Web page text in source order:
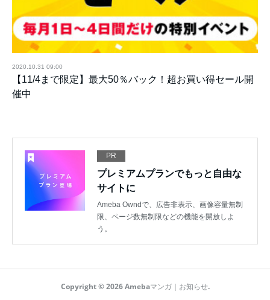
2020.10.31 09:00
【11/4まで限定】最大50％バック！超お買い得セール開
催中
PR
プレミアムプランでもっと自由な
サイトに
Ameba Owndで、広告非表示、画像容量無制
限、ページ数無制限などの機能を開放しよ
う。
Copyright ©2026 Amebaマンガ｜お知らせ.